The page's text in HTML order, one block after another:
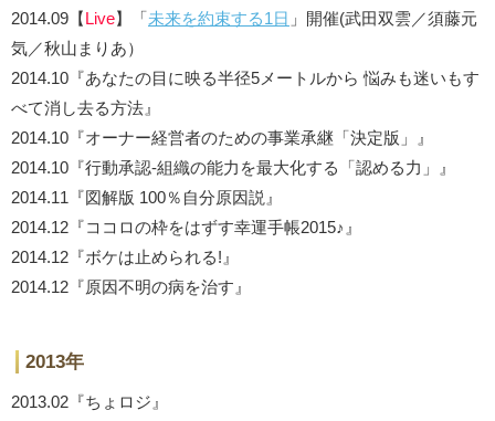
2014.09【Live】「未来を約束する1日 」開催(武田双雲／須藤元
気／秋山まりあ）
2014.10『あなたの目に映る半径5メートルから 悩みも迷いもす
べて消し去る方法』
2014.10『オーナー経営者のための事業承継「決定版」』
2014.10『行動承認-組織の能力を最大化する「認める力」』
2014.11『図解版 100％自分原因説』
2014.12『ココロの枠をはずす幸運手帳2015♪』
2014.12『ボケは止められる!』
2014.12『原因不明の病を治す』
2013年
2013.02『ちょロジ』